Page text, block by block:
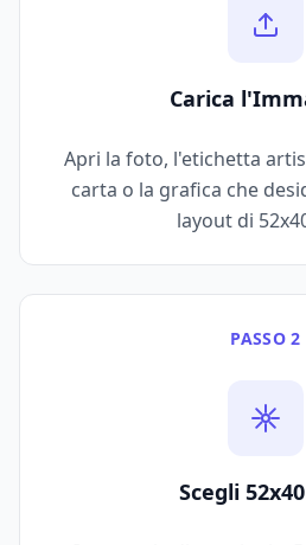
Carica
Apri la foto, l'etichetta
carta o la grafica che
layout di
PASSO 2
Scegli